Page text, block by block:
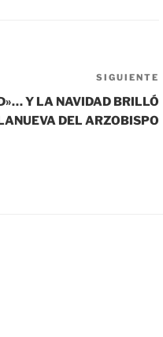
SIGUIENTE
Y LA NAVIDAD BRILLÓ
DEL ARZOBISPO